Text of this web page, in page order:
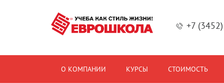
+7
О КОМПАНИИ КУРСЫ СТОИМОСТЬ